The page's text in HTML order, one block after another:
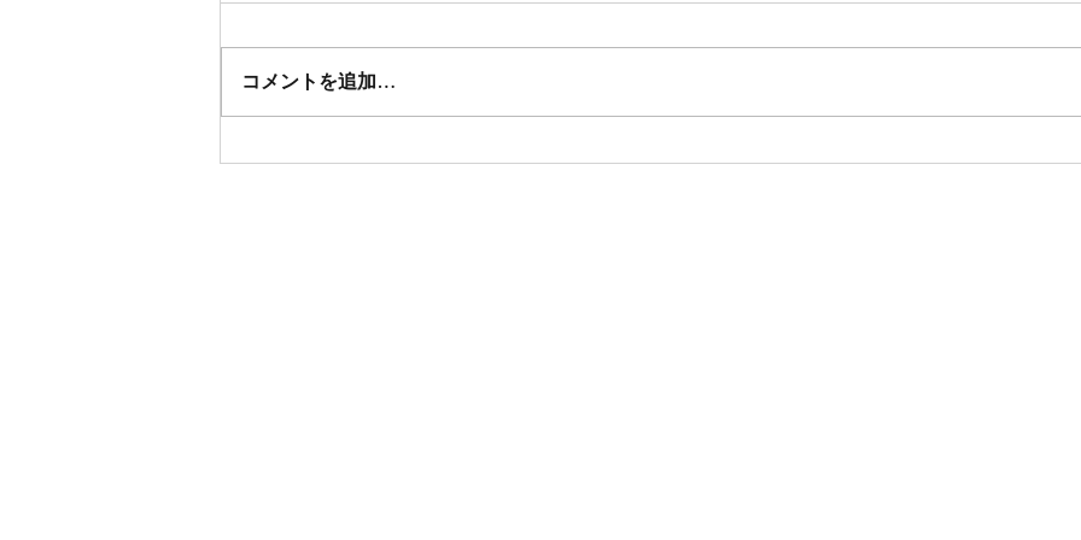
さかど産業まつりに出店しま
公式LINEのご登録で、オリジ
コメントを追加…